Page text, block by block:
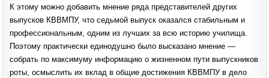
К этому можно добавить мнение ряда представителей других
выпусков КВВМПУ, что седьмой выпуск оказался стабильным и
профессиональным, одним из лучших за всю историю училища.
Поэтому практически единодушно было высказано мнение —
собрать по максимуму информацию о жизненном пути выпускников
роты, осмыслить их вклад в общие достижения КВВМПУ в дело